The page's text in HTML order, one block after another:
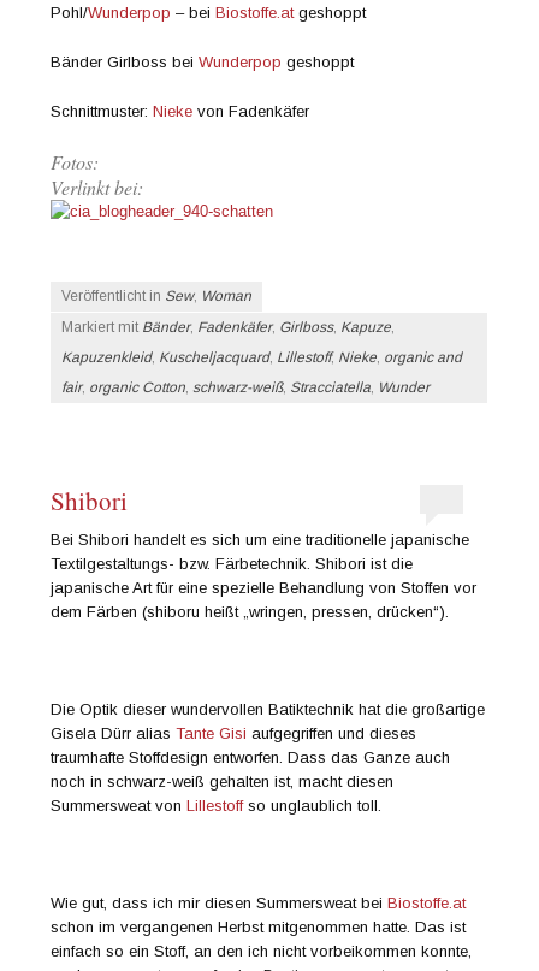
Pohl/Wunderpop – beiBiostoffe.atgeshoppt
Bänder Girlboss beiWunderpop geshoppt
Schnittmuster:Nieke von Fadenkäfer
Fotos:
Verlinkt bei:
Veröffentlicht in Sew, Woman
Markiert mit Bänder, Fadenkäfer, Girlboss, Kapuze
Kapuzenkleid, Kuscheljacquard, Lillestoff, Nieke organic and
fair, organic Cotton schwarz-weiß, Stracciatella Wunder
Shibori
Bei Shibori handelt es sich um eine traditionelle japanische
Textilgestaltungs- bzw. Färbetechnik. Shibori ist die
japanische Art für eine spezielle Behandlung von Stoffen vor
dem Färben (shiboru heißt „wringen, pressen, drücken“).
Die Optik dieser wundervollen Batiktechnik hat die großartige
Gisela Dürr aliasTante Gisi aufgegriffen und dieses
traumhafte Stoffdesign entworfen. Dass das Ganze auch
noch in schwarz-weiß gehalten ist, macht diesen
Summersweat vonLillestoffso unglaublich toll.
Wie gut, dass ich mir diesen Summersweat beiBiostoffe.at
schon im vergangenen Herbst mitgenommen hatte. Das ist
einfach so ein Stoff, an den ich nicht vorbeikommen konnte,